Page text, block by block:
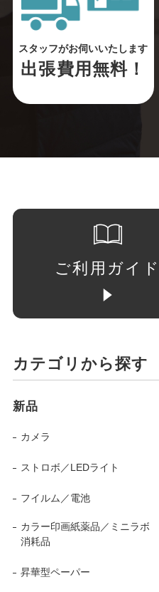
スタッフがお伺いいたします
出張費用無料！
ご利用ガイド
カテゴリから探す
新品
カメラ
ストロボ／LEDライト
フイルム／電池
カラー印画紙薬品／ミニラボ
消耗品
昇華型ペーパー